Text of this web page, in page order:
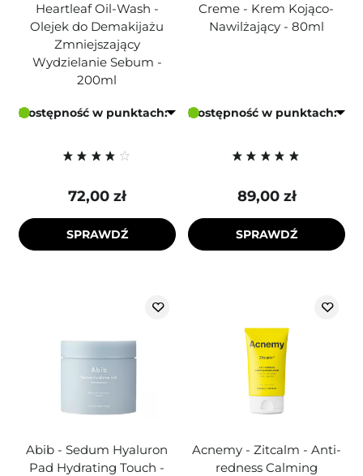
Heartleaf Oil-Wash -
Olejek do Demakijażu
Zmniejszający
Wydzielanie Sebum -
200ml
Dostępność w punktach:
72,00 zł
SPRAWDŹ
Creme - Krem Kojąco-
Nawilżający - 80ml
Dostępność w punktach:
89,00 zł
SPRAWDŹ
Abib - Sedum Hyaluron
Pad Hydrating Touch -
Acnemy - Zitcalm - Anti-
redness Calming